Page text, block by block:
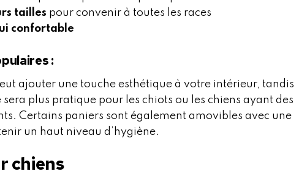
tailles pour convenir à toutes les races
confortable
:
ajouter une touche esthétique à votre intérieur, tandis
plus pratique pour les chiots ou les chiens ayant des
Certains paniers sont également amovibles avec une
un haut niveau d’hygiène.
chiens